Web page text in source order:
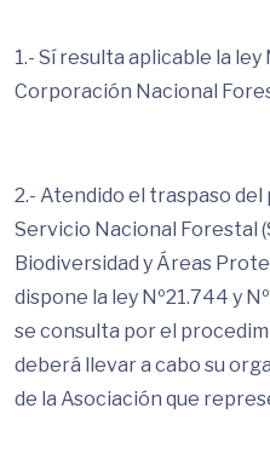
1.- Sí resulta aplicable la ley
Corporación Nacional
2.- Atendido el traspaso del
Servicio Nacional Forestal
Biodiversidad y Áreas
dispone la ley Nº21.744 y
se consulta por el
deberá llevar a cabo su
de la Asociación que